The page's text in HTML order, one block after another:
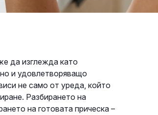
да изглежда като
и удовлетворяващо
не само от уреда, който
Разбирането на
на готовата прическа –